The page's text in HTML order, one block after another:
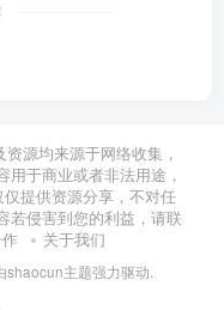
源均来源于网络收集，
于商业或者非法用途，
提供资源分享，不对任
若侵害到您的利益，请联
关于我们
shaocun主题强力驱动.